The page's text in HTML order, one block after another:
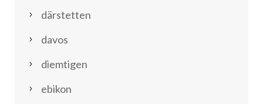
därstetten
davos
diemtigen
ebikon